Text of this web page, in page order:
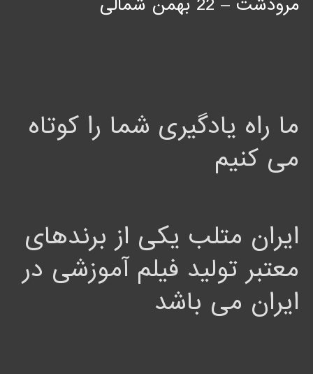
ما راه یادگیری شما را کوتاه
می کنیم
ایران متلب یکی از برندهای
معتبر تولید فیلم آموزشی در
ایران می باشد